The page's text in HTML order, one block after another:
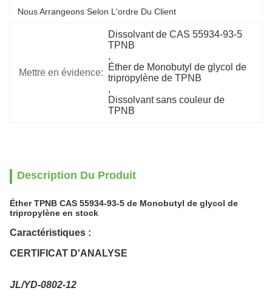
Nous Arrangeons Selon L'ordre Du Client
Mettre en évidence:
Dissolvant de CAS 55934-93-5
TPNB
,
Éther de Monobutyl de glycol de
tripropylène de TPNB
,
Dissolvant sans couleur de
TPNB
Description Du Produit
Éther TPNB CAS 55934-93-5 de Monobutyl de glycol de
tripropylène en stock
Caractéristiques :
CERTIFICAT D'ANALYSE
JL/YD-0802-12